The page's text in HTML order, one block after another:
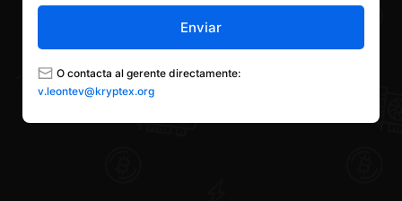
Enviar
O contacta al gerente directamente:
v.leontev@kryptex.org